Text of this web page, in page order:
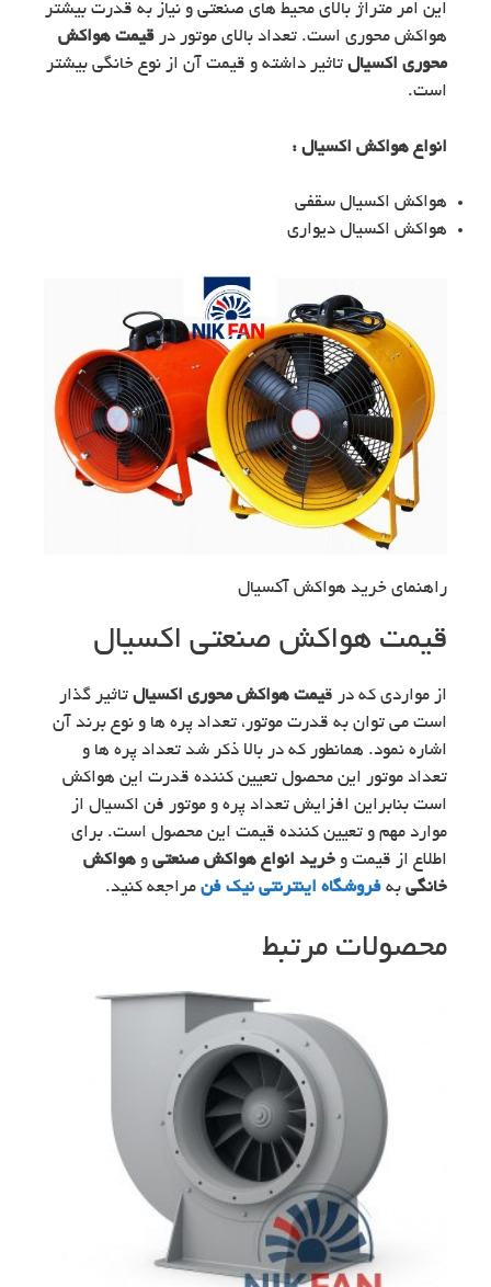
این امر متراژ بالای محیط های صنعتی و نیاز به قدرت بیشتر
هواکش محوری است. تعداد بالای موتور در قیمت هواکش
محوری اکسیال تاثیر داشته و قیمت آن از نوع خانگی بیشتر
است.
انواع هواکش اکسیال :
هواکش اکسیال سقفی
هواکش اکسیال دیواری
راهنمای خرید هواکش آکسیال
قیمت هواکش صنعتی اکسیال
از مواردی که در قیمت هواکش محوری اکسیال تاثیر گذار
است می توان به قدرت موتور، تعداد پره ها و نوع برند آن
اشاره نمود. همانطور که در بالا ذکر شد تعداد پره ها و
تعداد موتور این محصول تعیین کننده قدرت این هواکش
است بنابراین افزایش تعداد پره و موتور فن اکسیال از
موارد مهم و تعیین کننده قیمت این محصول است. برای
اطلاع از قیمت و خرید انواع هواکش صنعتی و هواکش
خانگی به فروشگاه اینترنتی نیک فن مراجعه کنید.
محصولات مرتبط